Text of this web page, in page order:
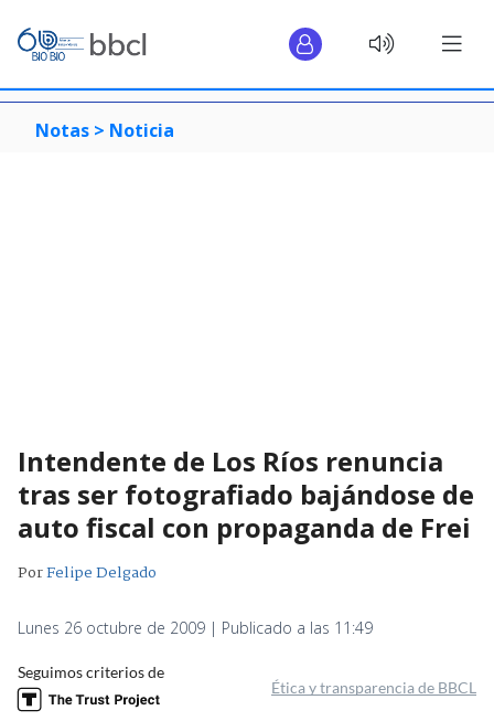
Notas > Noticia
Intendente de Los Ríos renuncia
tras ser fotografiado bajándose de
auto fiscal con propaganda de Frei
PorFelipe Delgado
Lunes 26 octubre de 2009 | Publicado a las 11:49
Seguimos criterios de
Ética y transparencia de BBCL